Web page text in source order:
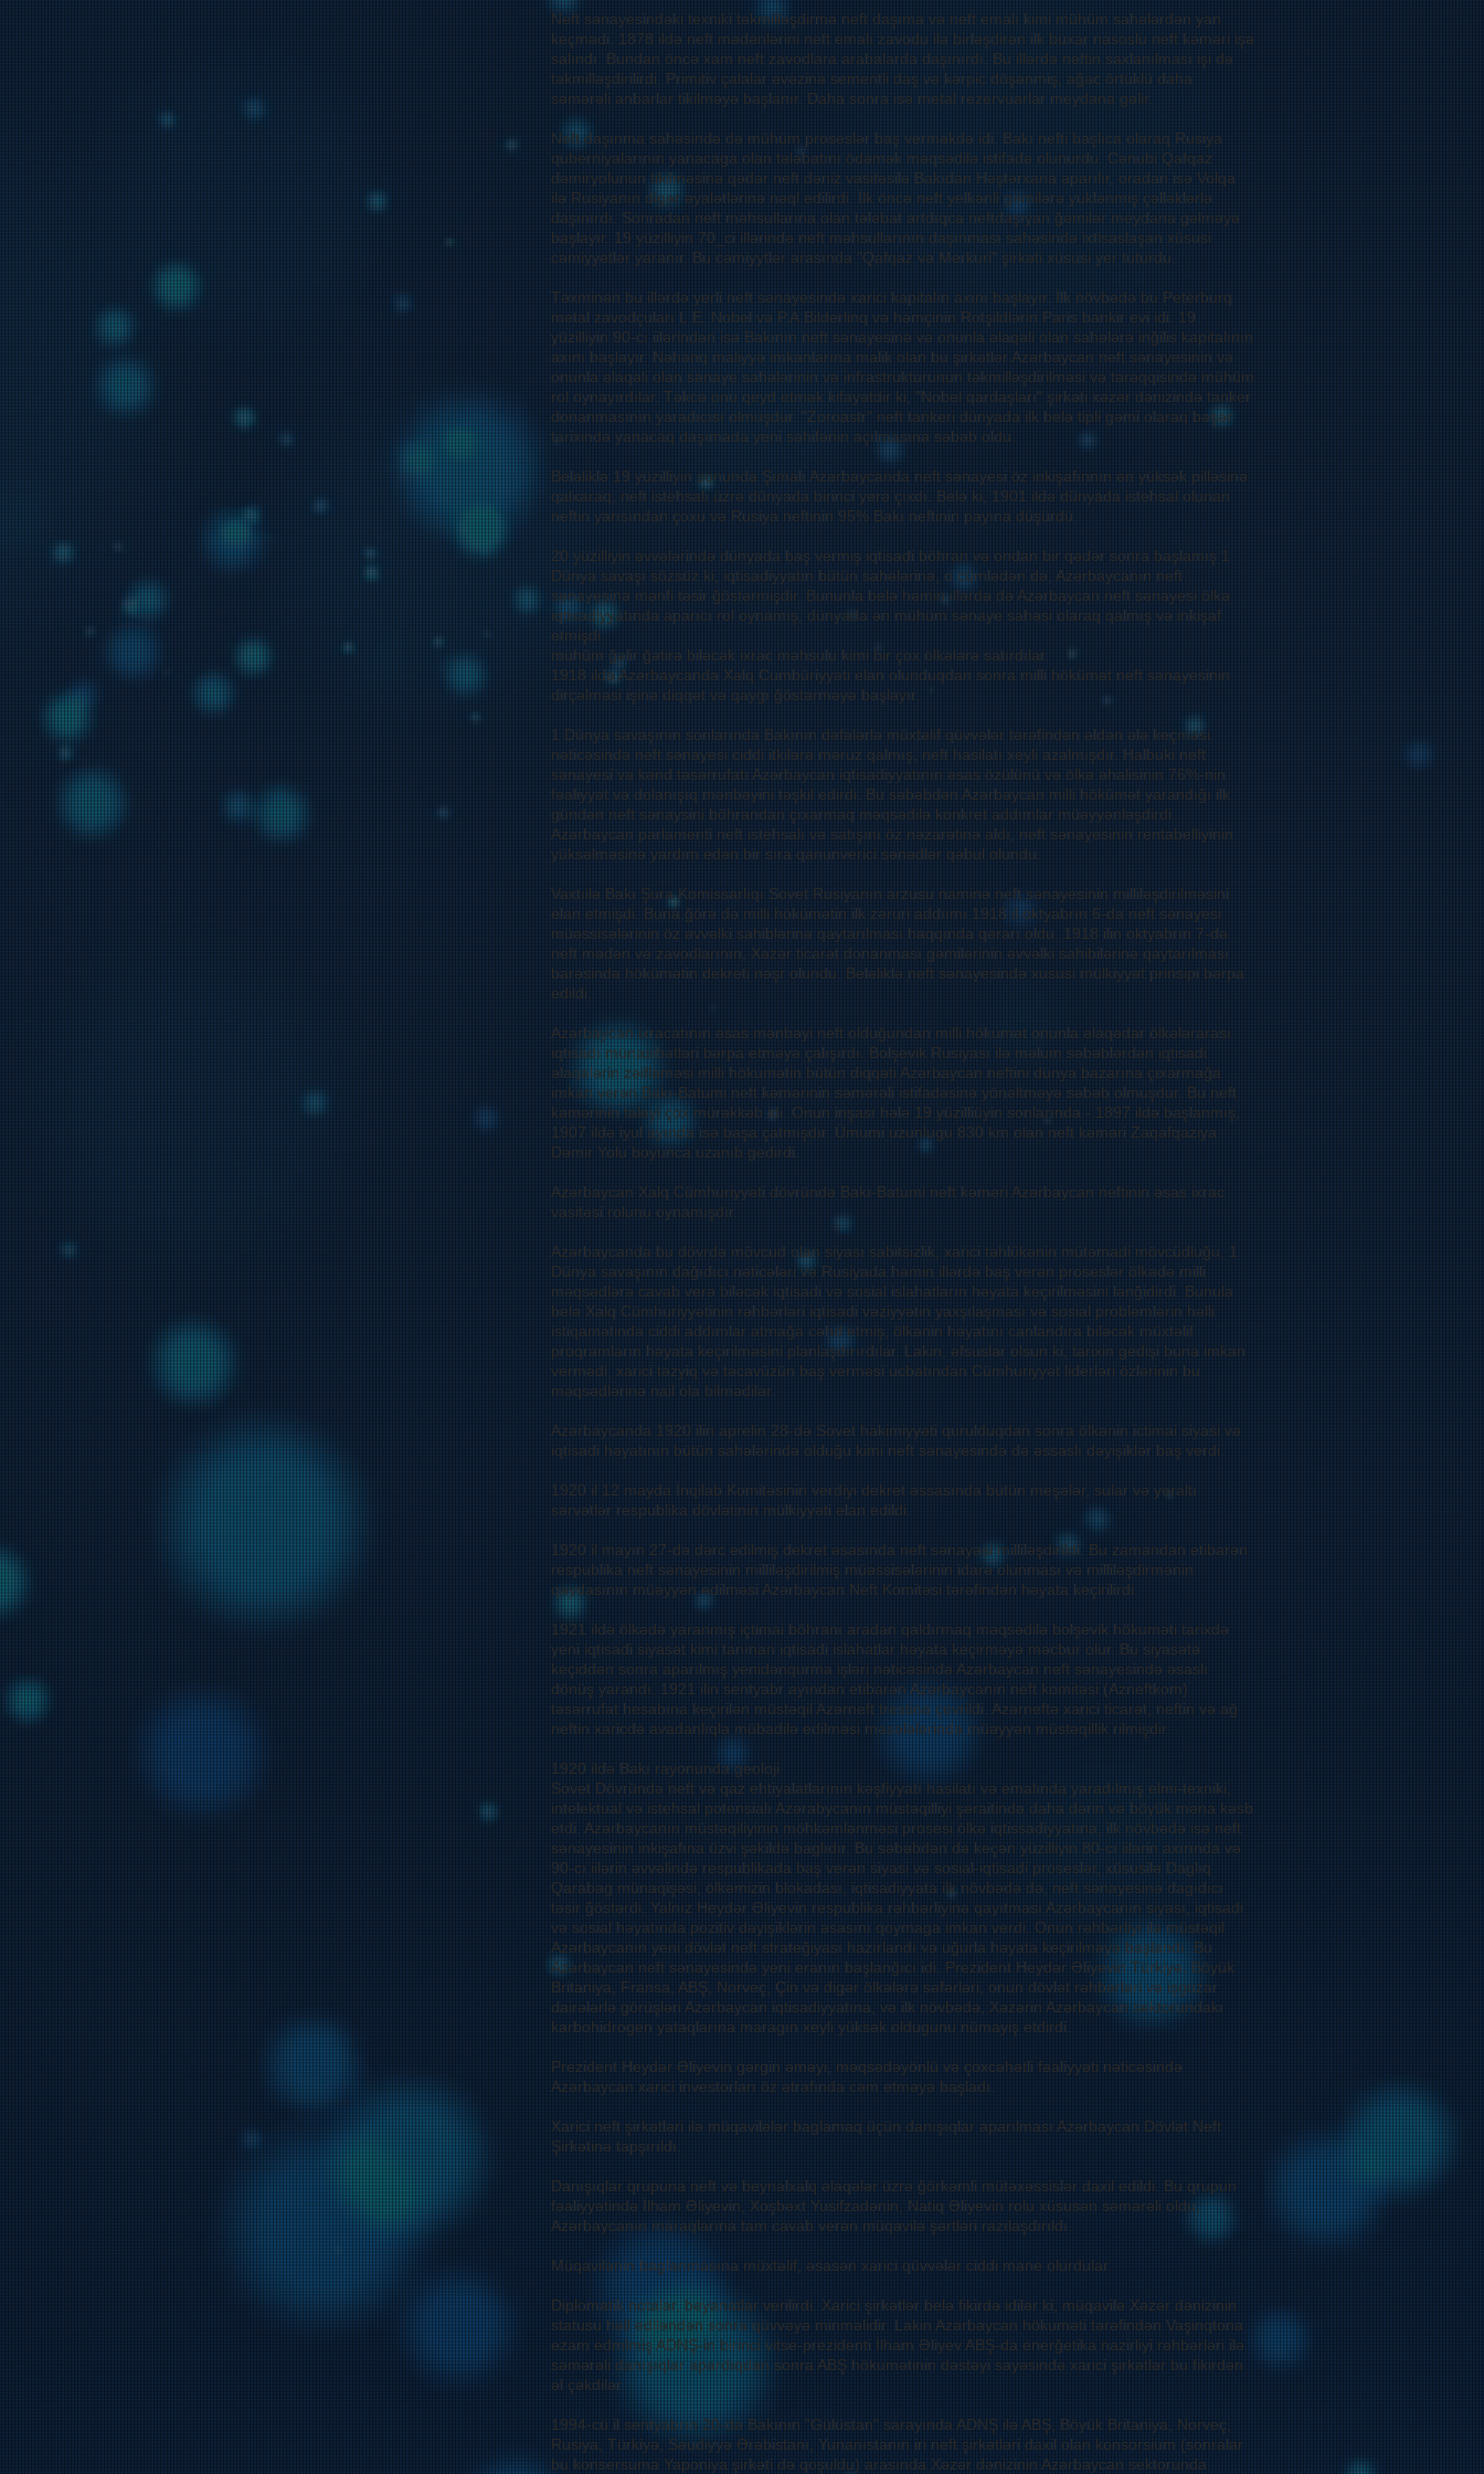
Neft sənayesindəki texniki təkmilləşdirmə neft daşıma və neft emalı kimi mühüm sahələrdən yan
keçmədi. 1878 ildə neft mədənlərini neft emalı zavodu ilə birləşdirən ilk buxar nasoslu neft kəməri işə
salındı. Bundan öncə xam neft zavodlara arabalarda daşınırdı. Bu illərdə neftin saxlanılması işi də
təkmilləşdirilirdi. Primitiv çalalar əvəzinə sementli daş və kərpic döşənmiş, ağac örtüklü daha
səmərəli anbarlar tikilməyə başlanır. Daha sonra isə metal rezervuarlar meydana gəlir.
Neft daşınma sahəsində də mühüm proseslər baş verməkdə idi. Bakı nefti başlıca olaraq Rusiya
quberniyalarının yanacaga olan tələbatını ödəmək məqsədilə istifadə olunurdu. Cənubi Qafqaz
dəmiryolunun tikilməsinə qədər neft dəniz vasitəsilə Bakıdan Həştərxana aparılır, oradan isə Volqa
ilə Rusiyanın digər əyalətlərinə nəql edilirdi. İlk öncə neft yelkənli gəmilərə yuklənmiş çəlləklərlə
daşınırdı. Sonradan neft məhsullarına olan tələbat artdıqca neftdaşıyan ğəmilər meydana gəlməyə
başlayır. 19 yüzilliyin 70_ci illərində neft məhsullarının daşınması sahəsində ixtisaslaşan xüsusi
cəmiyyətlər yaranır. Bu cəmiyytlər arasında "Qafqaz və Merkuri" şirkəti xüsusi yer tuturdu.
Təxminən bu illərdə yerli neft sənayesində xarici kapitalın axını başlayır. İlk növbədə bu Peterburq
metal zavodçuları L.E. Nobel və P.A.Bilderlinq və həmçinin Rotşildlərin Paris bankir evi idi. 19
yüzilliyin 90-cı iilərindən isə Bakının neft sənayesinə və onunla əlaqəli olan sahələrə inğilis kapitalının
axını başlayır. Nəhənq maliyyə imkanlarına malik olan bu şirkətlər Azərbaycan neft sənayesinin və
onunla əlaqəli olan sənaye sahələrinin və infrastrukturunun təkmilləşdirilməsi və tərəqqisində mühüm
rol oynayırdılar. Təkcə onu qeyd etmək kifayətdir ki, "Nobel qardaşları" şirkəti xəzər dənizində tanker
donanmasının yaradıcısı olmuşdur. "Zoroastr" neft tankeri dünyada ilk belə tipli gəmi olaraq bəşər
tarixində yanacaq daşımada yeni səhifənin açılmasına səbəb oldu.
Beləliklə 19 yüzilliyin sonunda Şımalı Azərbaycanda neft sənayesi öz inkişafınnın ən yüksək pilləsinə
qalxaraq, neft istehsalı üzrə dünyada birinci yerə çıxdı. Belə ki, 1901 ildə dünyada istehsal olunan
neftin yarısından çoxu və Rusiya neftinin 95% Bakı neftinin payına düşürdü.
20 yüzilliyin əvvələrində dünyada baş vermiş iqtisadi böhran və ondan bir qədər sonra başlamış 1
Dünya savaşı sözsüz ki, iqtisadiyyatın bütün sahələrinə, o cümlədən də, Azərbaycanın neft
sənayesinə mənfi təsir ğöstərmişdir. Bununla belə həmin illərdə də Azərbaycan neft sənayesi ölkə
iqtisadiyyatında aparıcı rol oynamış, dünyada ən mühüm sənaye sahəsi olaraq qalmış və inkişaf
etmişdi.
mühüm ğəlir ğətirə biləcək ixrac məhsulu kimi bir çox ölkələrə satırdılar.
1918 ildə Azərbaycanda Xalq Cumbüriyyəti elan olunduqdan sonra milli hökümət neft sənayesinin
dirçəlməsi işinə diqqət və qaygı ğöstərməyə başlayır.
1 Dünya savaşının sonlarında Bakının dəfələrlə müxtəlif qüvvələr tərəfindən əldən ələ keçməsi
nəticəsində neft sənayesi ciddi itkilərə məruz qalmış, neft hasilatı xeyli azalmışdır. Halbuki neft
sənayesi və kənd təsərrufatı Azərbaycan iqtisadiyyatının əsas özülünü və ölkə əhalisinin 76%-nin
fəaliyyət və dolanışıq mənbəyini təşkil edirdi. Bu səbəbdən Azərbaycan milli hökümət yarandığı ilk
gündən neft sənaysini böhrandan çıxarmaq məqsədilə konkret addımlar müəyyənləşdirdi.
Azərbaycan parlamenti neft istehsalı və satışını öz nəzarətinə aldı, neft sənayesinin rentabelliyinin
yüksəlməsinə yardım edən bir sıra qanunverici sənədlər qəbul olundu.
Vaxtıilə Bakı Şura Komissarlıqı Sovet Rusiyanın arzusu naminə neft sənayesinin milliləşdirilməsini
elan etmişdi. Buna ğörə də milli hökümətin ilk zəruri addıımı 1918 il oktyabrın 6-da neft sənayesi
müəssisələrinin öz əvvəlki sahiblərinə qaytarılması haqqında qərarı oldu. 1918 ilin oktyabrın 7-də
neft mədən və zavodlarının, Xəzər ticarət donanması gəmilərinin əvvəlki sahibilərinə qaytarılması
barəsində hökümətin dekreti nəşr olundu. Beləliklə neft sənayesində xususi mülkiyyət prinsipi bərpa
edildi.
Azərbaycan ixracatının əsas mənbəyi neft olduğundan milli hökumət onunla əlaqədar ölkələrarası
iqtisadı münasibətləri bərpa etməyə çalışırdı. Bolşevik Rusiyası ilə məlum səbəblərdən iqtisadi
əlaqələrin zəifləməsi milli hökumətin bütün diqqəti Azərbaycan neftini dünya bazarına çıxarmağa
imkan verən Bakı-Batumi neft kəmərinin səmərəli istifadəsinə yönəltməyə səbəb olmuşdur. Bu neft
kəmərinin taleyi çox mürəkkəb idi. Onun inşası hələ 19 yüzilliüyin sonlarında - 1897 ildə başlanmış,
1907 ildə iyul ayında isə başa çatmışdır. Ümumi uzunlugu 830 km olan neft kəməri Zaqafqaziya
Dəmir Yolu boyunca uzanıb gedirdi.
Azərbaycan Xalq Cümhuriyyəti dövründə Bakı-Batumi neft kəməri Azərbaycan neftinin əsas ixrac
vasitəsi rolunu oynamışdır.
Azərbaycanda bu dövrdə mövcud olan siyası sabitsizlik, xarici təhlükənin mütəmadi mövcüdluğu, 1
Dünya savaşının dağıdıcı nəticələri və Rusiyada həmin illərdə baş verən proseslər ölkədə milli
məqsədlərə cavab verə biləcək iqtisadi və sosial islahatların həyata keçirilməsini lənğidirdi. Bunula
belə Xalq Cümhuriyyətinin rəhbərləri iqtisadi vəziyyətin yaxşılaşması və sosial problemlərin həlli
istiqamətində ciddi addımlar atmağa cəhd etmiş, ölkənin həyatını canlandıra biləcək müxtəlif
proqramların həyata keçirilməsini planlaşdırırdılar. Lakin, əfsuslar olsun ki, tarixin gedişi buna imkan
vermədi, xarici təzyiq və təcavüzün baş verməsi ucbatından Cümhuriyyət liderləri özlərinin bu
məqsədlərinə nail ola bilmədilər.
Azərbaycanda 1920 ilin aprelin 28-də Sovet hakimiyyəti qurulduqdan sonra ölkənin ictimai siyasi və
iqtisadi həyatının bütün sahələrində olduğu kimi neft sənayesində də əssaslı dəyişiklər baş verdi.
1920 il 12 mayda İnqilab Komitəsinin verdiyi dekret əssasında bütün meşələr, sular və yeraltı
sərvətlər respublika dövlətinin mülkiyyəti elan edildi.
1920 il mayın 27-də dərc edilmiş dekret əsasında neft sənayəsi milliləşdirildi. Bu zamandan etibarən
respublika neft sənayesinin milliləşdirilmiş müəssisələrinin idarə olunması və milliləşdirmənin
qaydasının müəyyən edilməsi Azərbaycan Neft Komitəsi tərəfindən həyata keçirilirdi.
1921 ildə ölkədə yaranmış içtimai böhranı aradan qaldırmaq məqsədilə bolşevik hökuməti tarixdə
yeni iqtisadi siyasət kimi tanınan iqtisadi islahatlar həyata keçirməyə məcbur olur. Bu siyasətə
keçiddən sonra aparılmış yenidənqurma işləri nəticəsində Azərbaycan neft sənayesində əsaslı
dönüş yarandı. 1921 ilin sentyabr ayından etibarən Azərbaycanın neft komitəsi (Azneftkom)
təsərrufat hesabına keçirilən müstəqil Azərneft trestinə çevrildi. Azərneftə xarici ticarət, neftin və ağ
neftin xaricdə avadanlıqla mübadilə edilməsi məsələlərində müəyyən müstəqillik rilmişdir.
1920 ildə Bakı rayonunda geoloji
Sovet Dövründə neft və qaz ehtiyalatlarının kəşfiyyatı hasilatı və emalında yaradılmış elmi-texniki,
intelektual və istehsal potensialı Azərabycanın müstəqilliyi şəraitində daha dərin və böyük məna kəsb
etdi. Azərbaycanın müstəqiliyinin möhkəmlənməsi prosesi ölkə iqtissadiyyatına, ilk növbədə isə neft
sənayesinin inkişafına üzvi şəkildə baglıdır. Bu səbəbdən də keçən yüzilliyin 80-cı iilərin axırında və
90-cı iilərin əvvəlində respublikada baş verən siyasi və sosial-iqtisadi proseslər, xüsusilə Daglıq
Qarabag münaqişəsi, ölkəmizin blokadası, iqtisadiyyata ilk növbədə də, neft sənayesinə dagıdıcı
təsir ğöstərdi. Yalnız Heydər Əliyevin respublika rəhbərliyinə qayıtması Azərbaycanın siyası, iqtisadi
və sosial həyatında pozitiv dəyişiklərin əsasını qoymaga imkan verdi. Onun rəhbərliyi ilə müstəqil
Azərbaycanın yeni dövlət neft strateğiyası hazırlandı və uğurla həyata keçirilməyə başlandı. Bu
Azərbaycan neft sənayesində yeni eranın başlanğıcı idi. Prezident Heydər Əliyevin Türkiyə, Böyük
Britaniya, Fransa, ABŞ, Norveç, Çin və digər ölkələrə səfərləri, onun dövlət rəhbərləri və işguzar
dairələrlə görüşləri Azərbaycan iqtisadiyyatına, və ilk növbədə, Xəzərin Azərbaycan sektorundakı
karbohidrogen yataqlarına maragın xeyli yüksək oldugunu nümayiş etdirdi.
Prezident Heydər Əliyevin gərgin əməyi, məqsədəyönlü və çoxcəhətli fəaliyyəti nəticəsində
Azərbaycan xarici investorları öz ətrafında cəm etməyə başladı.
Xarici neft şirkətləri ilə müqavilələr baglamaq üçün danışıqlar aparılması Azərbaycan Dövlət Neft
Şirkətinə tapşırıldı.
Danışıqlar qrupuna neft və beynalxalq əlaqələr üzrə ğörkəmli mütəxəssislər daxil edildi. Bu qrupun
fəaliyyətində İlham Əliyevin, Xoşbəxt Yusifzadənin, Natiq Əliyevin rolu xüsusən səmərəli oldu,
Azərbaycanın maraqlarına tam cavab verən müqavilə şərtləri razılaşdırıldı.
Müqavilənin baglanmasına müxtəlif, əsasən xarici qüvvələr ciddi mane olurdular.
Diplomatik notalar, bəyanatlar verilirdi. Xarici şirkətlər belə fikirdə idilər ki, müqavilə Xəzər dənizinin
statusu həll ediləndən sonra qüvvəyə minməlidir. Lakin Azərbaycan hökuməti tərəfindən Vaşinqtona
ezam edmlmiş ADNŞ-in birinci vitse-prezidenti İlham Əliyev ABŞ-da enerğetika nazirliyi rəhbərləri ilə
səmərəli danışıqlar apardıqdan sonra ABŞ hökumətinin dəstəyi sayəsində xarici şirkətlər bu fikirdən
əl çəkdilər.
1994-cü il sentyabrın 20-də Bakının "Gülüstan" sarayında ADNŞ ilə ABŞ, Böyük Britaniya, Norveç,
Rusiya, Türkiyə, Səudiyyə Ərəbistanı, Yunanıstanın iri neft şirkətləri daxil olan konsorsium (sonralar
bu konsersuma Yaponiya şirkəti də qoşuldu) arasında Xəzər dənizinin Azərbaycan sektorunda